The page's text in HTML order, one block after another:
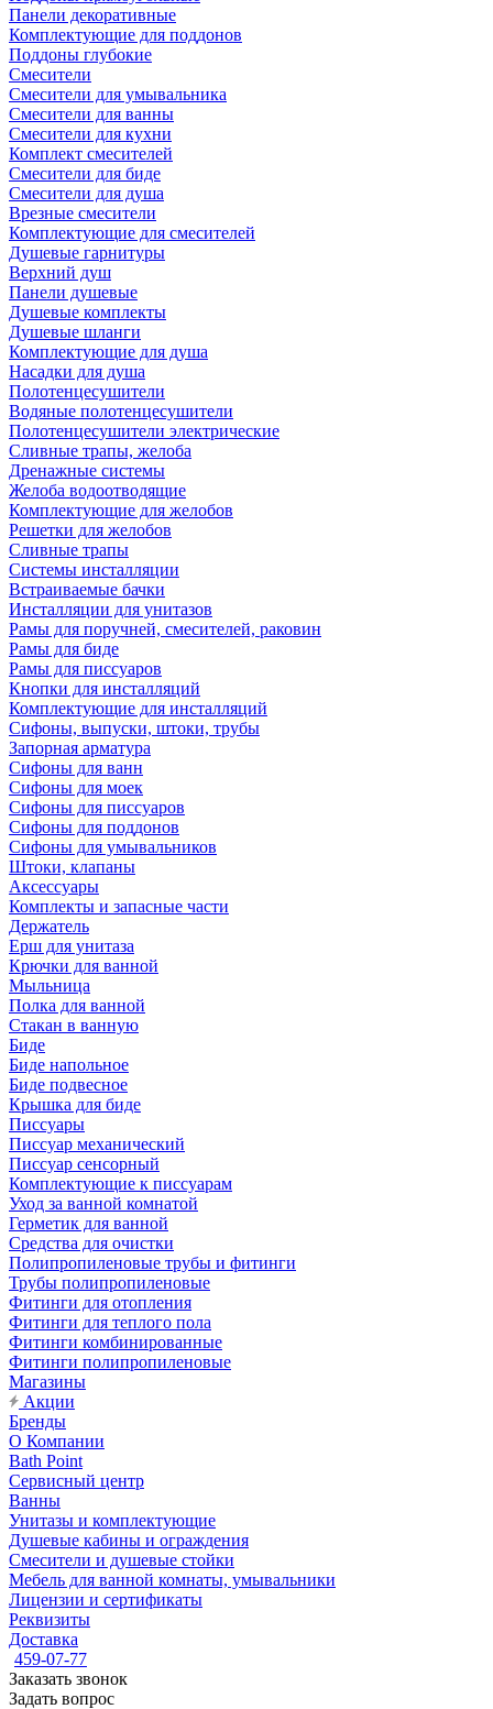
Панели декоративные
Комплектующие для поддонов
Поддоны глубокие
Смесители
Смесители для умывальника
Смесители для ванны
Смесители для кухни
Комплект смесителей
Смесители для биде
Смесители для душа
Врезные смесители
Комплектующие для смесителей
Душевые гарнитуры
Верхний душ
Панели душевые
Душевые комплекты
Душевые шланги
Комплектующие для душа
Насадки для душа
Полотенцесушители
Водяные полотенцесушители
Полотенцесушители электрические
Сливные трапы, желоба
Дренажные системы
Желоба водоотводящие
Комплектующие для желобов
Решетки для желобов
Сливные трапы
Системы инсталляции
Встраиваемые бачки
Инсталляции для унитазов
Рамы для поручней, смесителей, раковин
Рамы для биде
Рамы для писсуаров
Кнопки для инсталляций
Комплектующие для инсталляций
Сифоны, выпуски, штоки, трубы
Запорная арматура
Сифоны для ванн
Сифоны для моек
Сифоны для писсуаров
Сифоны для поддонов
Сифоны для умывальников
Штоки, клапаны
Аксессуары
Комплекты и запасные части
Держатель
Ерш для унитаза
Крючки для ванной
Мыльница
Полка для ванной
Стакан в ванную
Биде
Биде напольное
Биде подвесное
Крышка для биде
Писсуары
Писсуар механический
Писсуар сенсорный
Комплектующие к писсуарам
Уход за ванной комнатой
Герметик для ванной
Средства для очистки
Полипропиленовые трубы и фитинги
Трубы полипропиленовые
Фитинги для отопления
Фитинги для теплого пола
Фитинги комбинированные
Фитинги полипропиленовые
Магазины
Акции
Бренды
О Компании
Bath Point
Сервисный центр
Ванны
Унитазы и комплектующие
Душевые кабины и ограждения
Смесители и душевые стойки
Мебель для ванной комнаты, умывальники
Лицензии и сертификаты
Реквизиты
Доставка
459-07-77
Заказать звонок
Задать вопрос